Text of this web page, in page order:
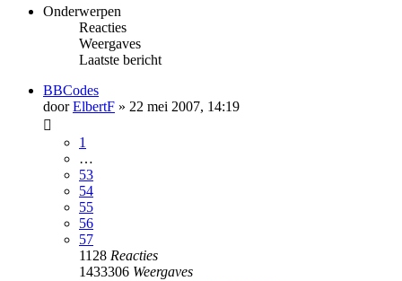
Onderwerpen
Reacties
Weergaves
Laatste bericht
BBCodes
doorElbertF » 22 mei 2007, 14:19
1
…
53
54
55
56
57
1128 Reacties
1433306 Weergaves